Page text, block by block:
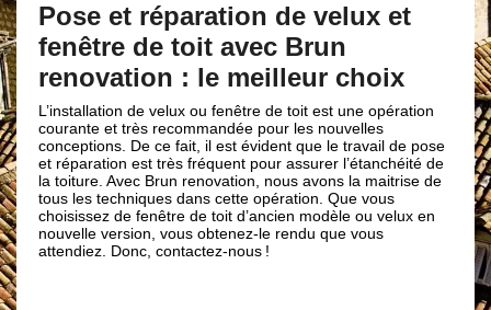
et réparation de velux et
de toit avec Brun
: le meilleur choix
de velux ou fenêtre de toit est une opération
et très recommandée pour les nouvelles
De ce fait, il est évident que le travail de pose
est très fréquent pour assurer l’étanchéité de
Avec Brun renovation, nous avons la maitrise de
techniques dans cette opération. Que vous
de fenêtre de toit d’ancien modèle ou velux en
version, vous obtenez-le rendu que vous
Donc, contactez-nous !
Pose et
fenêtre
Avec un velux ou
nouvelle
recommandé.
avec une équipe
métier.
singulièrement et
plus, nous
application les
vous assurer à
et fenêtre de toit.